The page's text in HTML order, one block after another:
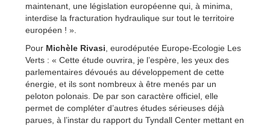
maintenant, une législation européenne qui, à minima,
interdise la fracturation hydraulique sur tout le territoire
européen ! ».
Pour Michèle Rivasi, eurodéputée Europe-Ecologie Les
Verts : « Cette étude ouvrira, je l’espère, les yeux des
parlementaires dévoués au développement de cette
énergie, et ils sont nombreux à être menés par un
peloton polonais. De par son caractère officiel, elle
permet de compléter d’autres études sérieuses déjà
parues, à l’instar du rapport du Tyndall Center mettant en